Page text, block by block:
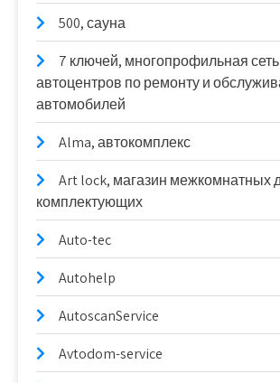
500, сауна
7 ключей, многопрофильная сеть
автоцентров по ремонту и
автомобилей
Alma, автокомплекс
Art lock, магазин межкомнатных
комплектующих
Auto-tec
Autohelp
AutoscanService
Avtodom-service